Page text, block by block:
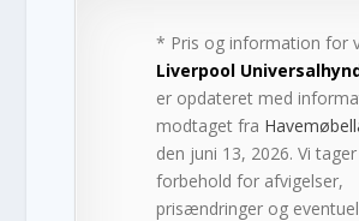
* Pris og information for
Liverpool
er opdateret med
modtaget fra
den juni 13, 2026. Vi tager
forbehold for afvigelser,
prisændringer og